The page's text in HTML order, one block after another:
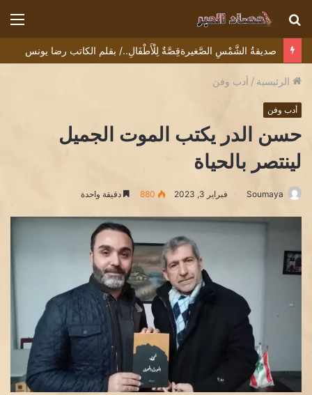
بحث
عن
صديقةُ الشَّمْسِ الصَّغيرةقِصَّةٌ لِلْأَطْفَالِ../ بقلم الكاتب رضا يونس
الرئيسية / أدب وفن
أدب وفن
حسن الدر يكتب الموت الجميل
لينتصر بالحياة
Soumaya فبراير 3, 2023 880 دقيقة واحدة